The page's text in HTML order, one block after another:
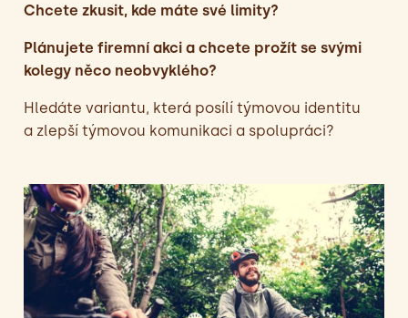
Chcete zkusit, kde máte své limity?
Plánujete firemní akci a chcete prožít se svými
kolegy něco neobvyklého?
Hledáte variantu, která posílí týmovou identitu
a zlepší týmovou komunikaci a spolupráci?